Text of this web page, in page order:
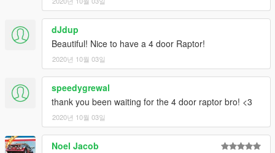
dJdup
Beautiful! Nice to have a 4 door Raptor!
2020년 10월 03일
speedygrewal
thank you been waiting for the 4 door raptor bro! <3
2020년 10월 03일
Noel Jacob